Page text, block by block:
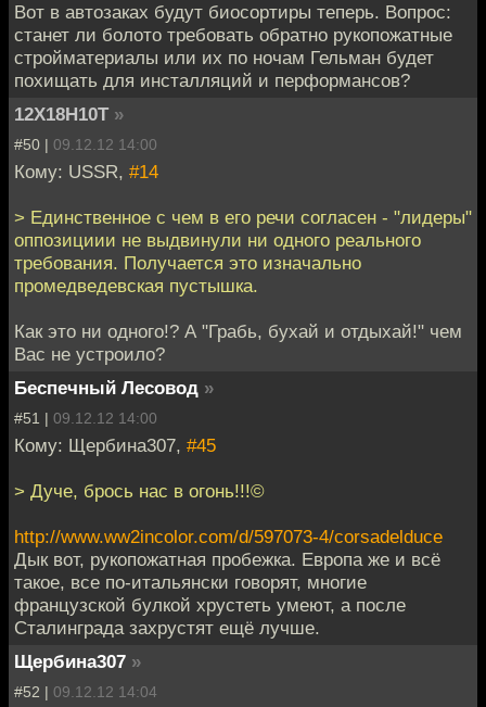
Вот в автозаках будут биосортиры теперь. Вопрос:
станет ли болото требовать обратно рукопожатные
стройматериалы или их по ночам Гельман будет
похищать для инсталляций и перформансов?
12Х18Н10Т »
#50 | 09.12.12 14:00
Кому: USSR, #14
> Единственное с чем в его речи согласен - "лидеры"
оппозициии не выдвинули ни одного реального
требования. Получается это изначально
промедведевская пустышка.
Как это ни одного!? А "Грабь, бухай и отдыхай!" чем
Вас не устроило?
Беспечный Лесовод »
#51 | 09.12.12 14:00
Кому: Щербина307, #45
> Дуче, брось нас в огонь!!!©
http://www.ww2incolor.com/d/597073-4/corsadelduce
Дык вот, рукопожатная пробежка. Европа же и всё
такое, все по-итальянски говорят, многие
французской булкой хрустеть умеют, а после
Сталинграда захрустят ещё лучше.
Щербина307 »
#52 | 09.12.12 14:04